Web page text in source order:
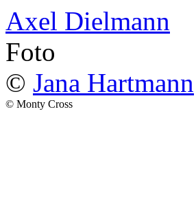
Axel Dielmann
Foto
© Jana Hartmann
© Monty Cross